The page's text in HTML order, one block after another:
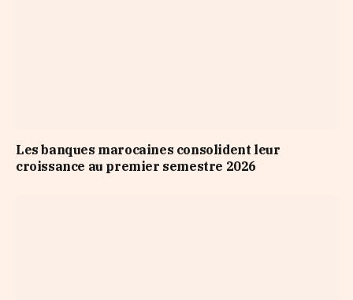
Les banques marocaines consolident leur
croissance au premier semestre 2026